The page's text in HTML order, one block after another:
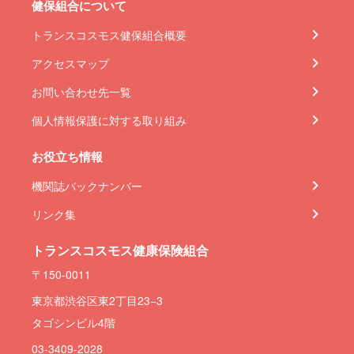
健保組合について
トランスコスモス健保組合概要
アクセスマップ
お問い合わせ先一覧
個人情報保護に対する取り組み
お役立ち情報
機関誌バックナンバー
リンク集
トランスコスモス健康保険組合
〒150-0011
東京都渋谷区東2丁目23−3
タゴシンビル4階
03-3409-2028